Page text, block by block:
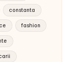
constanta
fashion